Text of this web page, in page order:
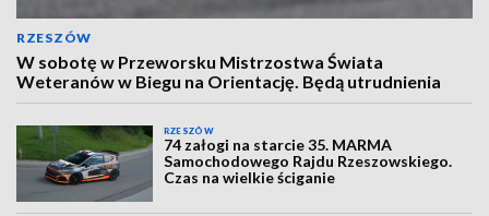
RZESZÓW
W sobotę w Przeworsku Mistrzostwa Świata
Weteranów w Biegu na Orientację. Będą utrudnienia
RZESZÓW
74 załogi na starcie 35. MARMA
Samochodowego Rajdu Rzeszowskiego.
Czas na wielkie ściganie